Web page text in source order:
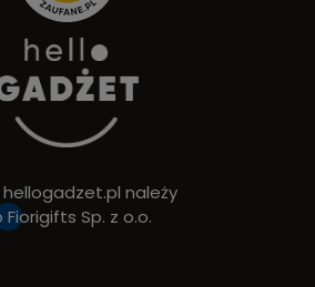
hellogadzet.pl należy
Fiorigifts Sp. z o.o.